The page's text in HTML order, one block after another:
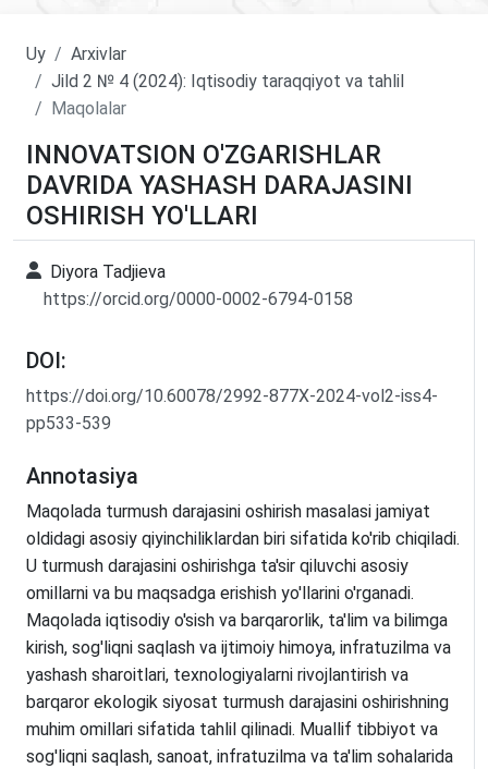
Uy
Arxivlar
Jild 2 № 4 (2024): Iqtisodiy taraqqiyot va tahlil
Maqolalar
INNOVATSION O'ZGARISHLAR
DAVRIDA YASHASH DARAJASINI
OSHIRISH YO'LLARI
Diyora Tadjieva
https://orcid.org/0000-0002-6794-0158
DOI:
https://doi.org/10.60078/2992-877X-2024-vol2-iss4-
pp533-539
Annotasiya
Maqolada turmush darajasini oshirish masalasi jamiyat
oldidagi asosiy qiyinchiliklardan biri sifatida ko'rib chiqiladi.
U turmush darajasini oshirishga ta'sir qiluvchi asosiy
omillarni va bu maqsadga erishish yo'llarini o'rganadi.
Maqolada iqtisodiy o'sish va barqarorlik, ta'lim va bilimga
kirish, sog'liqni saqlash va ijtimoiy himoya, infratuzilma va
yashash sharoitlari, texnologiyalarni rivojlantirish va
barqaror ekologik siyosat turmush darajasini oshirishning
muhim omillari sifatida tahlil qilinadi. Muallif tibbiyot va
sog'liqni saqlash, sanoat, infratuzilma va ta'lim sohalarida